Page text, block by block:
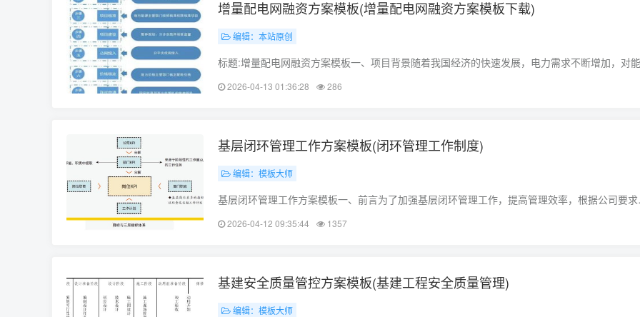
增量配电网融资方案模板(增量配电网融资方案模板下载)
编辑：本站原创
标题:增量配电网融资方案模板一、项目背景随着我国经济的快速发展，电力需求不断增加，对
前电力行业发展的重要趋势。增量配电网是指在已有一定供电网……
2026-04-13 01:36:28 286
基层闭环管理工作方案模板(闭环管理工作制度)
编辑：模板大师
基层闭环管理工作方案模板一、前言为了加强基层闭环管理工作，提高管理效率，根据公司要求
分配：(1) 确定项目负责人，明确各成员任务分工……
2026-04-12 09:35:44 1357
基建安全质量管控方案模板(基建工程安全质量管理)
编辑：模板大师